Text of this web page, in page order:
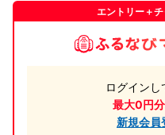
エントリー＋チ
ログインし
最大0円
新規会員